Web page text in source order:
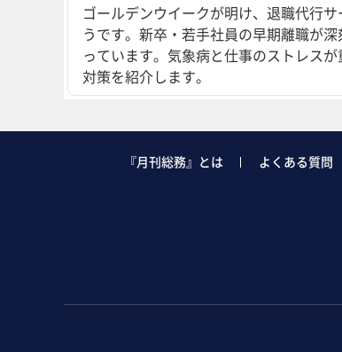
ゴールデンウイークが明け、退職代行
うです。新卒・若手社員の早期離職が
っています。気象病と仕事のストレス
対策を紹介します。
『月刊総務』とは よくある質問